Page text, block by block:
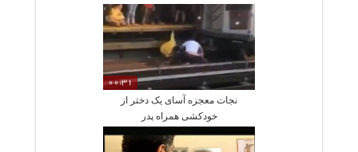
00:31
نجات معجزه آسای یک دختر از
خودکشی همراه پدر